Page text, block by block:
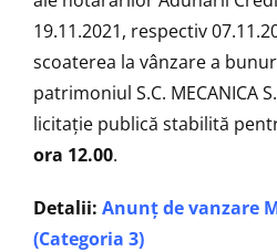
19.11.2021, respectiv
scoaterea la vânzare a
patrimoniul S.C. MECANICA
licitaţie publică stabilită
ora 12.00.
Detalii: Anunț de vanzare
(Categoria 3)